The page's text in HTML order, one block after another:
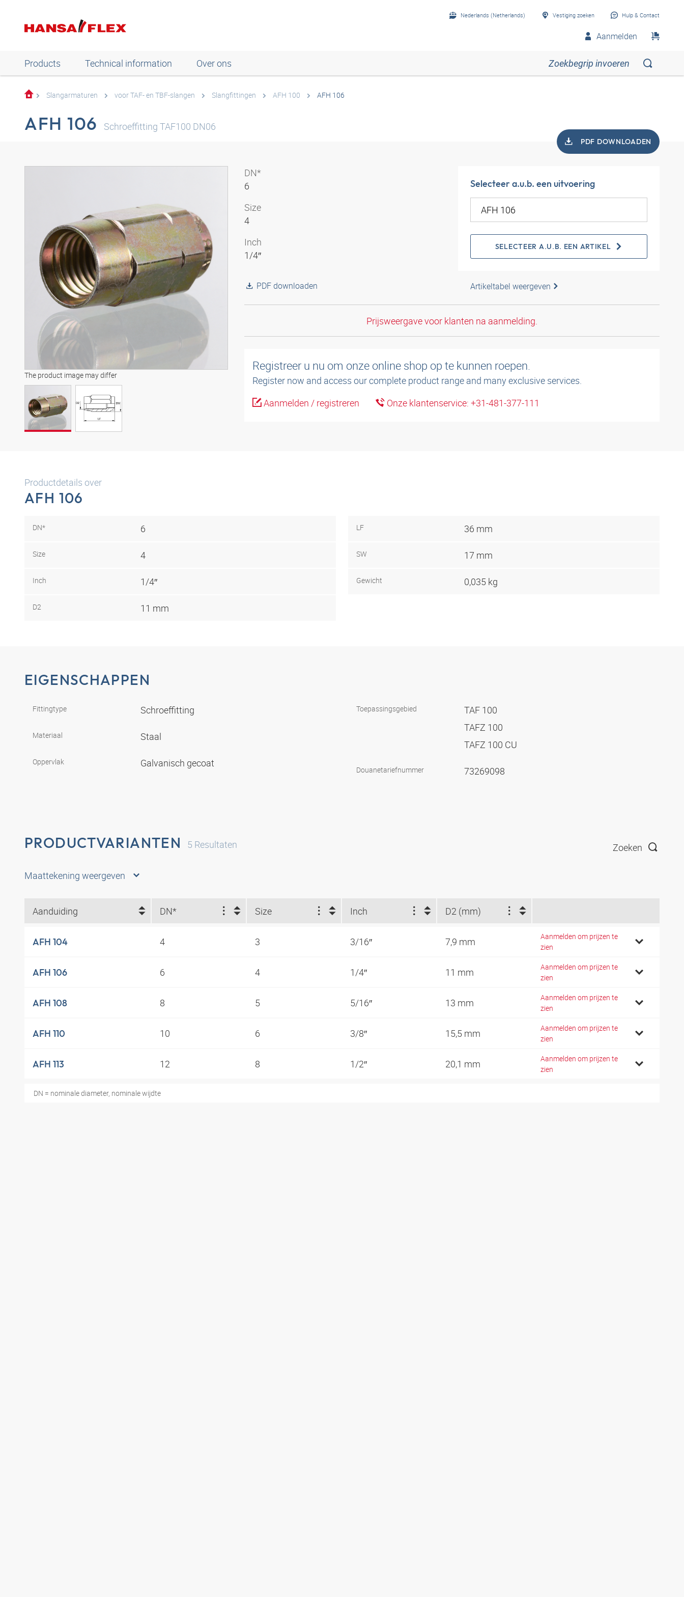
Nederlands (Netherlands) Vestiging zoeken Hulp & Contact
Aanmelden
Products Technical information Over ons
Slangarmaturen voor TAF- en TBF-slangen Slangfittingen AFH 100 AFH 106
AFH 106 Schroeffitting TAF100 DN06
PDF DOWNLOADEN
The product image may differ
DN*
6
Size
4
Inch
1/4″
PDF downloaden
Selecteer a.u.b. een uitvoering
SELECTEER A.U.B. EEN ARTIKEL
Artikeltabel weergeven
Prijsweergave voor klanten na aanmelding.
Registreer u nu om onze online shop op te kunnen roepen.
Register now and access our complete product range and many exclusive services.
Aanmelden / registreren
Onze klantenservice: +31-481-377-111
Productdetails over
AFH 106
DN* 6
Size 4
Inch 1/4″
D2 11 mm
LF 36 mm
SW 17 mm
Gewicht 0,035 kg
EIGENSCHAPPEN
Fittingtype Schroeffitting
Materiaal Staal
Oppervlak Galvanisch gecoat
Toepassingsgebied
TAF 100
TAFZ 100
TAFZ 100 CU
Douanetariefnummer 73269098
PRODUCTVARIANTEN 5 Resultaten Zoeken
Maattekening weergeven
Aanduiding DN* Size Inch D2 (mm)
AFH 104 4 3 3/16″ 7,9 mm
Aanmelden om prijzen te
zien
AFH 106 6 4 1/4″ 11 mm
Aanmelden om prijzen te
zien
AFH 108 8 5 5/16″ 13 mm
Aanmelden om prijzen te
zien
AFH 110 10 6 3/8″ 15,5 mm
Aanmelden om prijzen te
zien
AFH 113 12 8 1/2″ 20,1 mm
Aanmelden om prijzen te
zien
DN = nominale diameter, nominale wijdte